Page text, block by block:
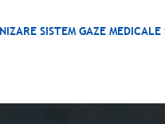
SISTEM GAZE